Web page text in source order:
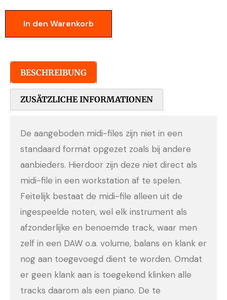
In den Warenkorb
BESCHREIBUNG
ZUSÄTZLICHE INFORMATIONEN
De aangeboden midi-files zijn niet in een
standaard format opgezet zoals bij andere
aanbieders. Hierdoor zijn deze niet direct als
midi-file in een workstation af te spelen.
Feitelijk bestaat de midi-file alleen uit de
ingespeelde noten, wel elk instrument als
afzonderlijke en benoemde track, waar men
zelf in een DAW o.a. volume, balans en klank er
nog aan toegevoegd dient te worden. Omdat
er geen klank aan is toegekend klinken alle
tracks daarom als een piano. De te